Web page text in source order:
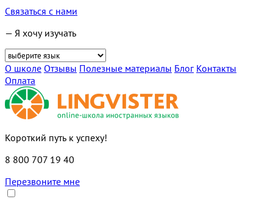
Связаться с нами
— Я хочу изучать
О школе Отзывы Полезные материалы Блог Контакты
Оплата
Короткий путь к успеху!
8 800 707 19 40
Перезвоните мне